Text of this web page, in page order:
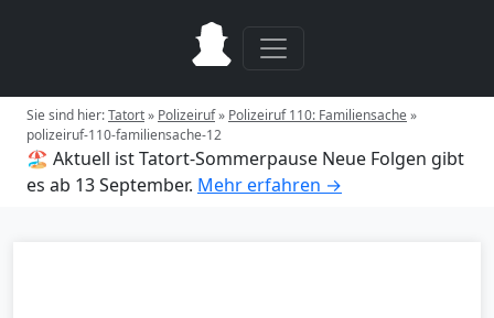
Sie sind hier:Tatort» Polizeiruf» Polizeiruf 110: Familiensache»
polizeiruf-110-familiensache-12
🏖️ Aktuell ist Tatort-Sommerpause Neue Folgen gibt
es ab 13 September. Mehr erfahren →